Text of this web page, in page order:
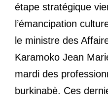
étape stratégique
l’émancipation
le ministre des
Karamoko Jean
mardi des
burkinabè. Ces